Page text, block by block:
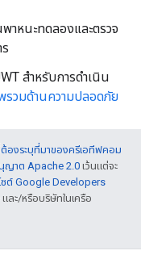
าหนะทดลองและตรวจ
สำหรับการดำเนิน
รวมด้านความปลอดภัย
องระบุที่มาของครีเอทีฟคอม
ญาต Apache 2.0 เว้นแต่จะ
ซต์ Google Developers
ละ/หรือบริษัทในเครือ